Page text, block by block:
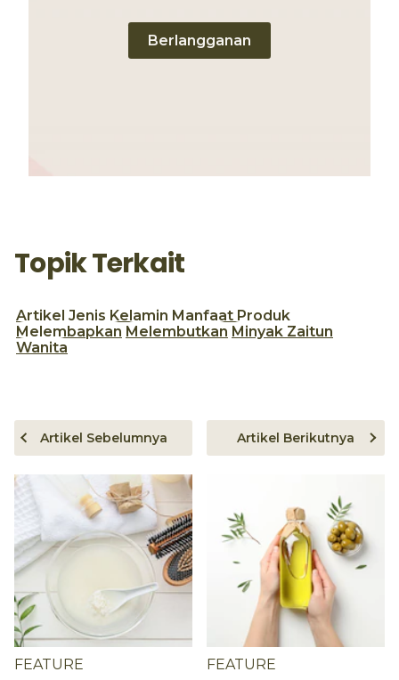
Berlangganan
Topik Terkait
Artikel Jenis Kelamin Manfaat Produk
Melembapkan Melembutkan Minyak Zaitun
Wanita
FEATURE
Artikel Sebelumnya
FEATURE
Artikel Berikutnya